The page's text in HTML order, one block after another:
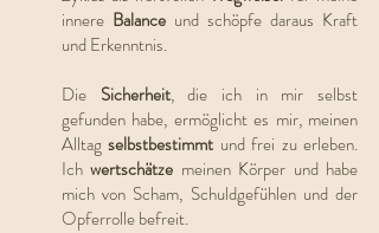
innere Balance und schöpfe daraus Kraft
und Erkenntnis.
Die Sicherheit, die ich in mir selbst
gefunden habe, ermöglicht es mir, meinen
Alltagselbstbestimmt und frei zu erleben.
Ichwertschätze meinen Körper und habe
mich von Scham, Schuldgefühlen und der
Opferrolle befreit.